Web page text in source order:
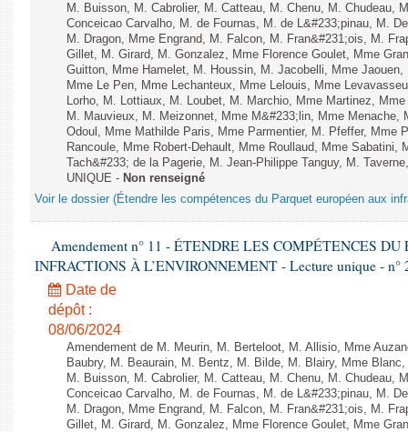
M. Buisson, M. Cabrolier, M. Catteau, M. Chenu, M. Chudeau,
Conceicao Carvalho, M. de Fournas, M. de L&#233;pinau, M.
M. Dragon, Mme Engrand, M. Falcon, M. Fran&#231;ois, M.
Gillet, M. Girard, M. Gonzalez, Mme Florence Goulet, Mme
Guitton, Mme Hamelet, M. Houssin, M. Jacobelli, Mme
Mme Le Pen, Mme Lechanteux, Mme Lelouis, Mme
Lorho, M. Lottiaux, M. Loubet, M. Marchio, Mme Martinez,
M. Mauvieux, M. Meizonnet, Mme M&#233;lin, Mme Menache,
Odoul, Mme Mathilde Paris, Mme Parmentier, M. Pfeffer, Mme
Rancoule, Mme Robert-Dehault, Mme Roullaud, Mme
Tach&#233; de la Pagerie, M. Jean-Philippe Tanguy, M.
UNIQUE - Non renseigné
Voir le dossier (Étendre les compétences du Parquet européen aux
Amendement n° 11 - ÉTENDRE LES COMPÉTENCES
INFRACTIONS À L’ENVIRONNEMENT - Lecture unique - n°
Date de
dépôt :
08/06/2024
Amendement de M. Meurin, M. Berteloot, M. Allisio, Mme
Baubry, M. Beaurain, M. Bentz, M. Bilde, M. Blairy, Mme
M. Buisson, M. Cabrolier, M. Catteau, M. Chenu, M. Chudeau,
Conceicao Carvalho, M. de Fournas, M. de L&#233;pinau, M.
M. Dragon, Mme Engrand, M. Falcon, M. Fran&#231;ois, M.
Gillet, M. Girard, M. Gonzalez, Mme Florence Goulet, Mme